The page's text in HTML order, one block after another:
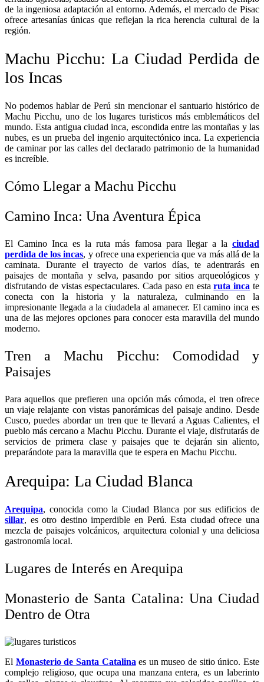
de la ingeniosa adaptación al entorno. Además, el mercado de Pisac
ofrece artesanías únicas que reflejan la rica herencia cultural de la
región.
Machu Picchu: La Ciudad Perdida de
los Incas
No podemos hablar de Perú sin mencionar el santuario histórico de
Machu Picchu, uno de los lugares turisticos más emblemáticos del
mundo. Esta antigua ciudad inca, escondida entre las montañas y las
nubes, es un prueba del ingenio arquitectónico inca. La experiencia
de caminar por las calles del declarado patrimonio de la humanidad
es increíble.
Cómo Llegar a Machu Picchu
Camino Inca: Una Aventura Épica
El Camino Inca es la ruta más famosa para llegar a la ciudad
perdida de los incas, y ofrece una experiencia que va más allá de la
caminata. Durante el trayecto de varios días, te adentrarás en
paisajes de montaña y selva, pasando por sitios arqueológicos y
disfrutando de vistas espectaculares. Cada paso en estaruta inca te
conecta con la historia y la naturaleza, culminando en la
impresionante llegada a la ciudadela al amanecer. El camino inca es
una de las mejores opciones para conocer esta maravilla del mundo
moderno.
Tren a Machu Picchu: Comodidad y
Paisajes
Para aquellos que prefieren una opción más cómoda, el tren ofrece
un viaje relajante con vistas panorámicas del paisaje andino. Desde
Cusco, puedes abordar un tren que te llevará a Aguas Calientes, el
pueblo más cercano a Machu Picchu. Durante el viaje, disfrutarás de
servicios de primera clase y paisajes que te dejarán sin aliento,
preparándote para la maravilla que te espera en Machu Picchu.
Arequipa: La Ciudad Blanca
Arequipa, conocida como la Ciudad Blanca por sus edificios de
sillar, es otro destino imperdible en Perú. Esta ciudad ofrece una
mezcla de paisajes volcánicos, arquitectura colonial y una deliciosa
gastronomía local.
Lugares de Interés en Arequipa
Monasterio de Santa Catalina: Una Ciudad
Dentro de Otra
El Monasterio de Santa Catalina es un museo de sitio único. Este
complejo religioso, que ocupa una manzana entera, es un laberinto